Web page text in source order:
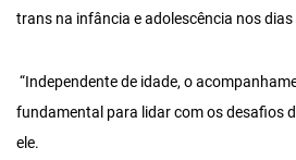
trans na infância e adolescência nos dias
“Independente de idade, o
fundamental para lidar com os desafios
ele.